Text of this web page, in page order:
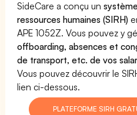
SideCare a conçu un
ressources humaines (SIRH)
APE 1052Z. Vous pouvez y
offboarding, absences et
de transport, etc. de vos
Vous pouvez découvrir le
lien ci-dessous.
PLATEFORME SIRH